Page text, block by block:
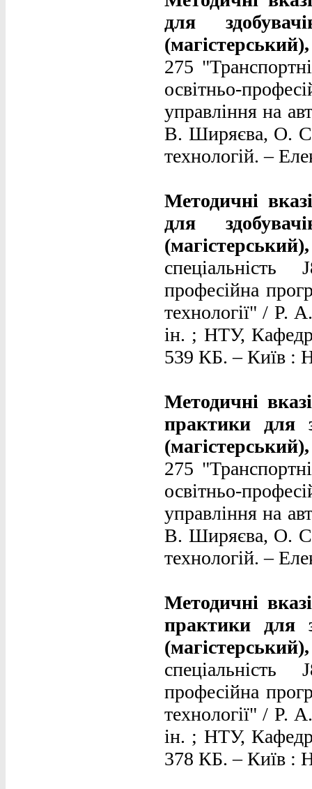
для
275
освітньо-
управління на
В. Ширяєва, О. С.
технологій. –
Методичні
для
професійна
технології" / Р.
ін. ; НТУ,
539 КБ. – Київ :
Методичні
практики для
275
освітньо-
управління на
В. Ширяєва, О. С.
технологій. –
Методичні
практики для
професійна
технології" / Р.
ін. ; НТУ,
378 КБ. – Київ :